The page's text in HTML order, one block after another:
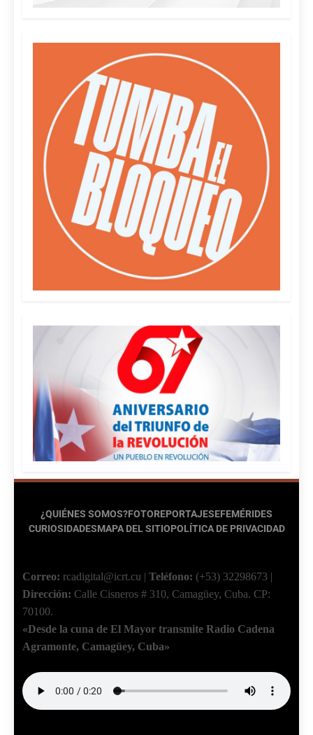
¿QUIÉNES SOMOS?FOTOREPORTAJESEFEMÉRIDES
CURIOSIDADESMAPA DEL SITIOPOLÍTICA DE PRIVACIDAD
Correo: rcadigital@icrt.cu | Teléfono: (+53) 32298673 |
Dirección: Calle Cisneros # 310, Camagüey, Cuba. CP:
70100.
«Desde la cuna de El Mayor transmite Radio Cadena
Agramonte, Camagüey, Cuba»